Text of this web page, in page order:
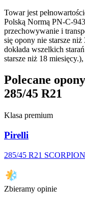
Towar jest
Polską Normą PN-C-
przechowywanie i
się opony nie starsze
dokłada wszelkich
starsze niż 18
Polecane
285/45 R21
Klasa premium
Pirelli
285/45 R21
Zbieramy opinie